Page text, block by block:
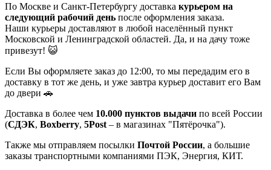
По Москве и Санкт-Петербургу доставка курьером на
следующий рабочий день после оформления заказа.
Наши курьеры доставляют в любой населённый пункт
Московской и Ленинградской областей. Да, и на дачу тоже
привезут! 😺
Если Вы оформляете заказ до 12:00, то мы передадим его в
доставку в тот же день, и уже завтра курьер доставит его Вам
до двери 🚗
Доставка в более чем 10.000 пунктов выдачи по всей России
(СДЭК, Boxberry, 5Post – в магазинах "Пятёрочка").
Также мы отправляем посылки Почтой России, а большие
заказы транспортными компаниями ПЭК, Энергия, КИТ.